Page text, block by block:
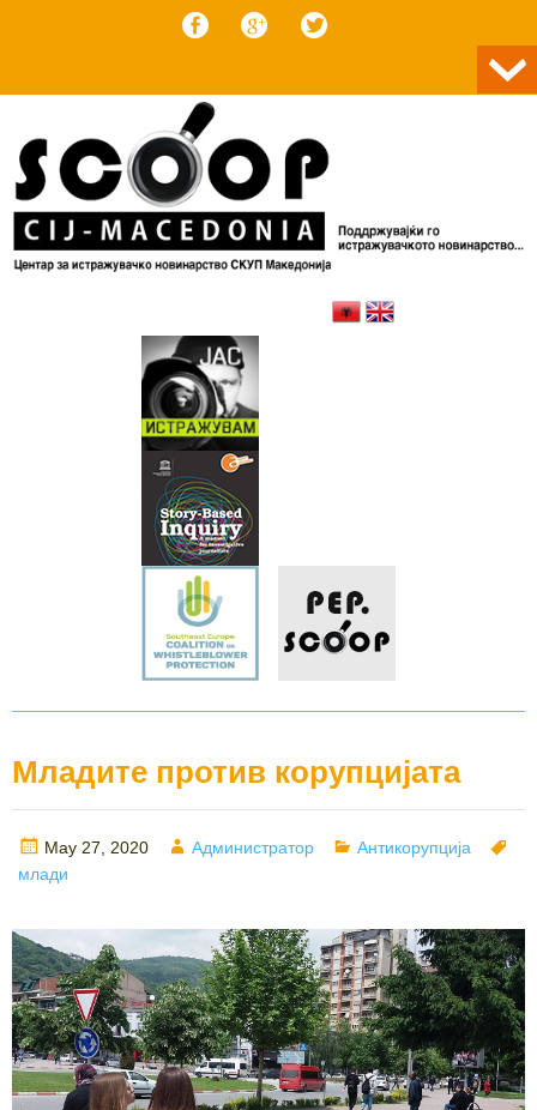
Младите против корупцијата
Posted
on
May 27, 2020 Author
Администратор Categories
Антикорупција
млади